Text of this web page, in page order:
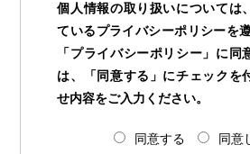
個人情報の取り扱いについては
ているプライバシーポリシーを
「プライバシーポリシー」に同
は、「同意する」にチェックを
せ内容をご入力ください。
同意する 同意